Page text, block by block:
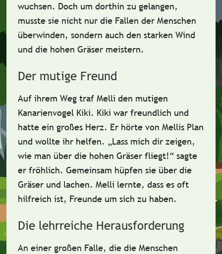
wuchsen. Doch um dorthin zu gelangen,
musste sie nicht nur die Fallen der Menschen
überwinden, sondern auch den starken Wind
und die hohen Gräser meistern.
Der mutige Freund
Auf ihrem Weg traf Melli den mutigen
Kanarienvogel Kiki. Kiki war freundlich und
hatte ein großes Herz. Er hörte von Mellis Plan
und wollte ihr helfen. „Lass mich dir zeigen,
wie man über die hohen Gräser fliegt!“ sagte
er fröhlich. Gemeinsam hüpfen sie über die
Gräser und lachen. Melli lernte, dass es oft
hilfreich ist, Freunde um sich zu haben.
Die lehrreiche Herausforderung
An einer großen Falle, die die Menschen